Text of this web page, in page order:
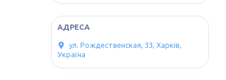
ул. Рождественская, 33, Харків,
Україна